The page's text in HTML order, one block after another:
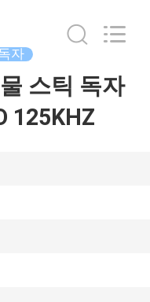
자
스틱 독자
125KHZ